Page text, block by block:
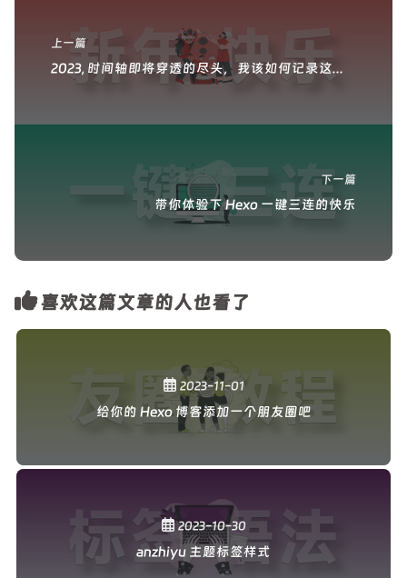
新年 快乐
上一篇
2023, 时间轴即将穿透的尽头，我该如何记录这一年？
一键 三连
下一篇
带你体验下 Hexo 一键三连的快乐
喜欢这篇文章的人也看了
友圈 教程
2023-11-01
给你的 Hexo 博客添加一个朋友圈吧
标签 语法
2023-10-30
anzhiyu 主题标签样式